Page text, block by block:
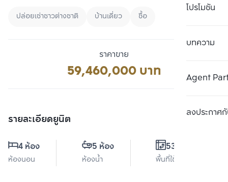
โปรโมชัน
บทความ
Agent
ลงประกาศกั
ปล่อยเช่าชาวต่างชาติ บ้านเดี่ยว ซื้อ
ราคาขาย
59,460,000 บาท
รายละเอียดยูนิต
4 ห้อง
ห้องนอน
5 ห้อง
ห้องน้ำ
535 ตร.ม.
พื้นที่ใช้สอย
เพิ่มยูนิตเปรียบเทียบ
รายการที่ 2
เพิ่มยูนิตเปรียบเทียบ
รายการที่ 3